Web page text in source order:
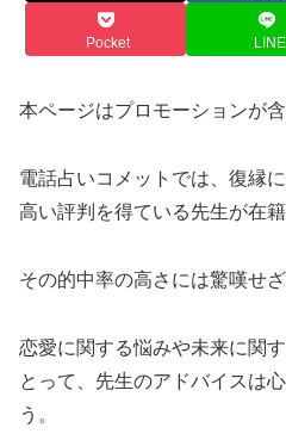
Pocket LINE
本ページはプロモーションが含
電話占いコメットでは、復縁
高い評判を得ている先生が在籍
その的中率の高さには驚嘆せざ
恋愛に関する悩みや未来に関
とって、先生のアドバイスは
う。